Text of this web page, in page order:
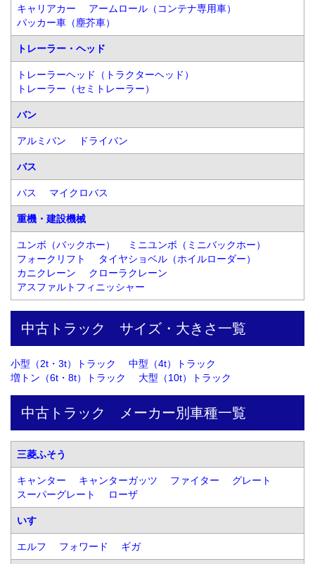
キャリアカー
アームロール（コンテナ専用車）
パッカー車（塵芥車）
トレーラー・ヘッド
トレーラーヘッド（トラクターヘッド）
トレーラー（セミトレーラー）
バン
アルミバン ドライバン
バス
バス マイクロバス
重機・建設機械
ユンボ（バックホー）
ミニユンボ（ミニバックホー）
フォークリフト
タイヤショベル（ホイルローダー）
カニクレーン
クローラクレーン
アスファルトフィニッシャー
中古トラック　サイズ・大きさ一覧
小型（2t・3t）トラック
中型（4t）トラック
増トン（6t・8t）トラック
大型（10t）トラック
中古トラック　メーカー別車種一覧
三菱ふそう
キャンター キャンターガッツ ファイター
グレート
スーパーグレート
ローザ
いすゞ
エルフ フォワード ギガ